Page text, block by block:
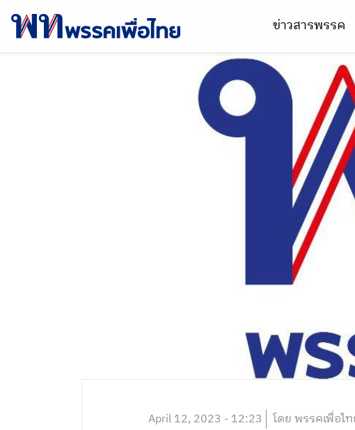
ข่าวสารพรรค
April 12, 2023 - 12:23 โดย พรรคเพื่อไ